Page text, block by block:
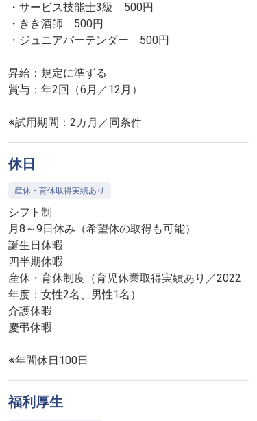
・サービス技能士3級 500円
・きき酒師 500円
・ジュニアバーテンダー 500円
昇給：規定に準ずる
賞与：年2回（6月／12月）
※試用期間：2カ月／同条件
休日
産休・育休取得実績あり
シフト制
月8～9日休み（希望休の取得も可能）
誕生日休暇
四半期休暇
産休・育休制度（育児休業取得実績あり／2022
年度：女性2名、男性1名）
介護休暇
慶弔休暇
※年間休日100日
福利厚生